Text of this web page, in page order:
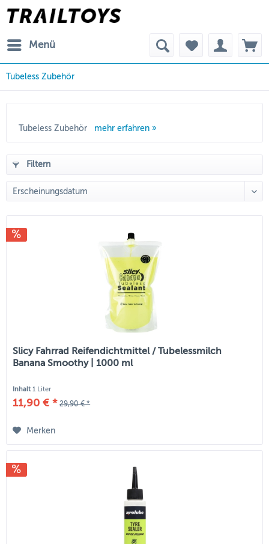
Menü
Tubeless Zubehör
Tubeless Zubehör mehr erfahren »
Filtern
Slicy Fahrrad Reifendichtmittel / Tubelessmilch
Banana Smoothy | 1000 ml
Inhalt1 Liter
11,90 € * 29,90 € *
Merken